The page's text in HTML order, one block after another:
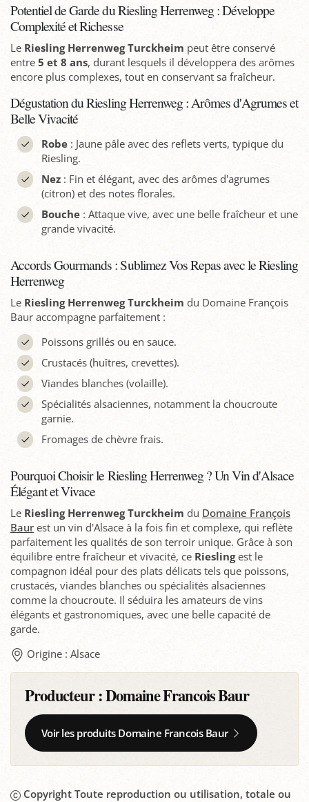
Potentiel de Garde du Riesling Herrenweg : Développe
Complexité et Richesse
Le Riesling Herrenweg Turckheim peut être conservé
entre 5 et 8 ans, durant lesquels il développera des arômes
encore plus complexes, tout en conservant sa fraîcheur.
Dégustation du Riesling Herrenweg : Arômes d'Agrumes et
Belle Vivacité
Robe: Jaune pâle avec des reflets verts, typique du
Riesling.
Nez: Fin et élégant, avec des arômes d'agrumes
(citron) et des notes florales.
Bouche: Attaque vive, avec une belle fraîcheur et une
grande vivacité.
Accords Gourmands : Sublimez Vos Repas avec le Riesling
Herrenweg
Le Riesling Herrenweg Turckheim du Domaine François
Baur accompagne parfaitement :
Poissons grillés ou en sauce.
Crustacés (huîtres, crevettes).
Viandes blanches (volaille).
Spécialités alsaciennes, notamment la choucroute
garnie.
Fromages de chèvre frais.
Pourquoi Choisir le Riesling Herrenweg ? Un Vin d'Alsace
Élégant et Vivace
Le Riesling Herrenweg Turckheim du Domaine François
Baur est un vin d'Alsace à la fois fin et complexe, qui reflète
parfaitement les qualités de son terroir unique. Grâce à son
équilibre entre fraîcheur et vivacité, ce Rieslingest le
compagnon idéal pour des plats délicats tels que poissons,
crustacés, viandes blanches ou spécialités alsaciennes
comme la choucroute. Il séduira les amateurs de vins
élégants et gastronomiques, avec une belle capacité de
garde.
Origine : Alsace
Producteur :Domaine Francois Baur
Voir les produits Domaine Francois Baur
Copyright Toute reproduction ou utilisation, totale ou